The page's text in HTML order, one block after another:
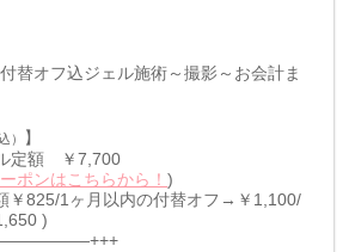
替オフ込ジェル施術～撮影～お会計ま
）
】
定額 ￥7,700
ポンはこちらから！)
825/1ヶ月以内の付替オフ→￥1,100/
)